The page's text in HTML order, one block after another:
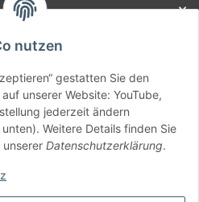
nutzen
gestatten Sie den
unserer Website: YouTube,
jederzeit ändern
Weitere Details finden Sie
unserer Datenschutzerklärung.
widerrufen